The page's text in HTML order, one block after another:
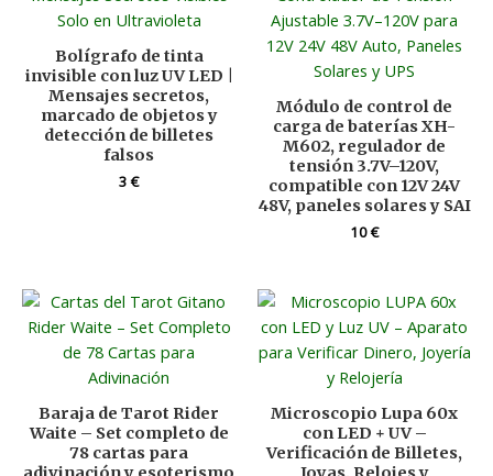
Bolígrafo de tinta
invisible con luz UV LED |
Mensajes secretos,
marcado de objetos y
detección de billetes
falsos
3€
Módulo de control de
carga de baterías XH-
M602, regulador de
tensión 3.7V–120V,
compatible con 12V 24V
48V, paneles solares y SAI
10€
Baraja de Tarot Rider
Waite – Set completo de
78 cartas para
Microscopio Lupa 60x
con LED + UV –
Verificación de Billetes,